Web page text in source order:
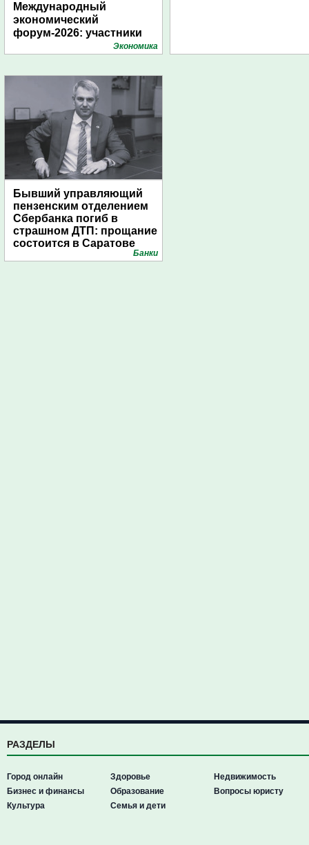
Международный
экономический
форум-2026: участники
подготовили креативные
Экономика
Бывший управляющий
пензенским отделением
Сбербанка погиб в
страшном ДТП: прощание
состоится в Саратове
Банки
РАЗДЕЛЫ
Город онлайн
Бизнес и финансы
Культура
Здоровье
Образование
Семья и дети
Недвижимость
Вопросы юристу